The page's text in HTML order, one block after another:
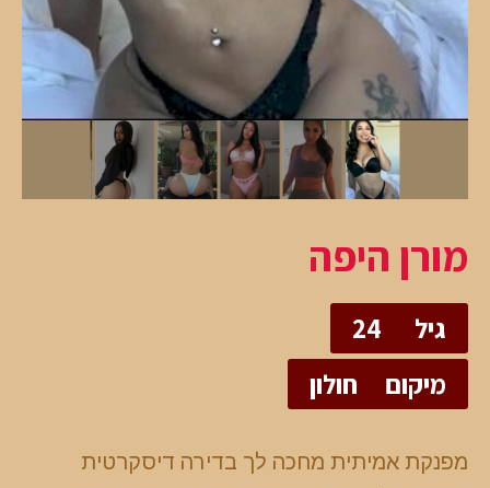
מורן היפה
גיל
24
מיקום
חולון
מפנקת אמיתית מחכה לך בדירה דיסקרטית